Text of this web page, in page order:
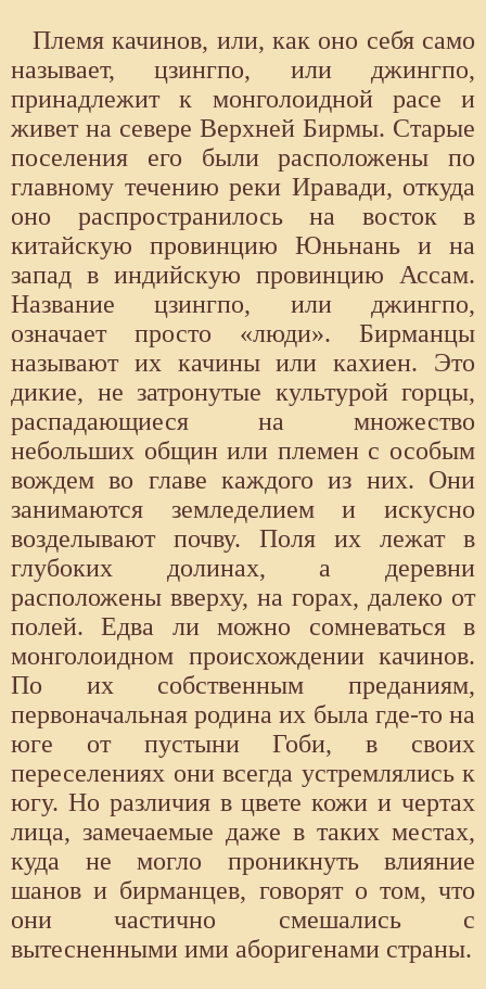
Племя качинов, или, как оно себя само
называет, цзингпо, или джингпо,
принадлежит к монголоидной расе и
живет на севере Верхней Бирмы. Старые
поселения его были расположены по
главному течению реки Иравади, откуда
оно распространилось на восток в
китайскую провинцию Юньнань и на
запад в индийскую провинцию Ассам.
Название цзингпо, или джингпо,
означает просто «люди». Бирманцы
называют их качины или кахиен. Это
дикие, не затронутые культурой горцы,
распадающиеся на множество
небольших общин или племен с особым
вождем во главе каждого из них. Они
занимаются земледелием и искусно
возделывают почву. Поля их лежат в
глубоких долинах, а деревни
расположены вверху, на горах, далеко от
полей. Едва ли можно сомневаться в
монголоидном происхождении качинов.
По их собственным преданиям,
первоначальная родина их была где-то на
юге от пустыни Гоби, в своих
переселениях они всегда устремлялись к
югу. Но различия в цвете кожи и чертах
лица, замечаемые даже в таких местах,
куда не могло проникнуть влияние
шанов и бирманцев, говорят о том, что
они частично смешались с
вытесненными ими аборигенами страны.